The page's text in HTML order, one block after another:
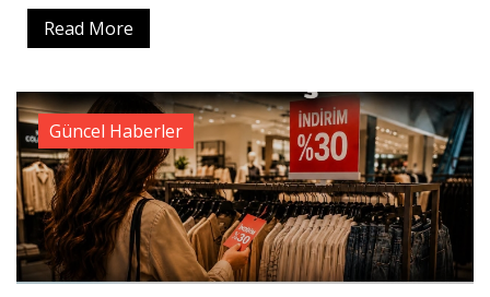
Read More
Güncel Haberler